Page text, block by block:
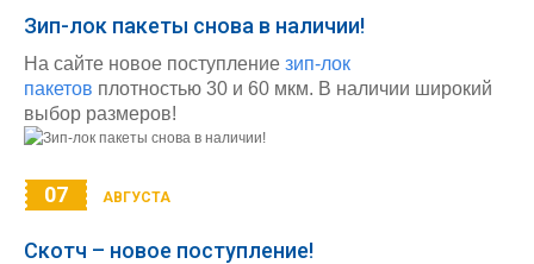
Зип-лок пакеты снова в наличии!
На сайте новое поступление зип-лок
пакетов плотностью 30 и 60 мкм. В наличии широкий
выбор размеров!
07 АВГУСТА
Скотч – новое поступление!